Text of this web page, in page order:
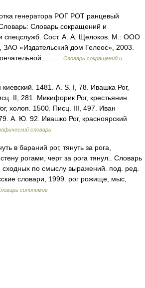
генератора РОГ РОТ ранцевый
Словарь сокращений и
спецслужб. Сост. А. А. Щелоков. М.: ООО
ЗАО «Издательский дом Гелеос», 2003.
…
Словарь сокращений и
1481. A. S. I, 78. Ивашка Рог,
II, 281. Микифорик Рог, крестьянин.
холоп. 1500. Писц. III, 497. Иван
А. Ю. 92. Ивашко Рог, красноярский
словарь
в бараний рог, тянуть за рога,
рогами, черт за рога тянул.. Словарь
сходных по смыслу выражений. под. ред.
словари, 1999. рог рожище, мыс,
синонимов